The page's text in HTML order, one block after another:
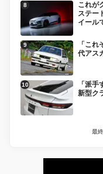
これが
ステー
イール
「こ
代アス
「派
新型ク
最